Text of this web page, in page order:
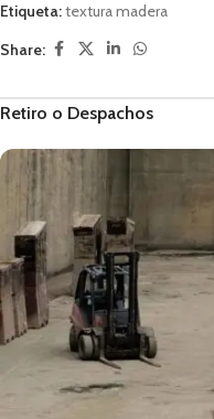
Etiqueta:textura madera
Share:
Retiro o Despachos